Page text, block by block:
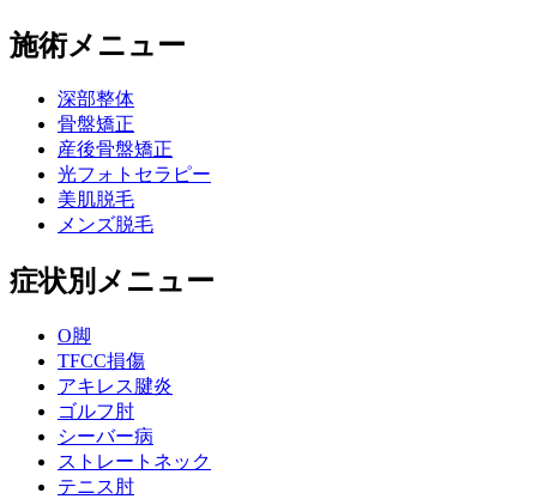
施術メニュー
深部整体
骨盤矯正
産後骨盤矯正
光フォトセラピー
美肌脱毛
メンズ脱毛
症状別メニュー
O脚
TFCC損傷
アキレス腱炎
ゴルフ肘
シーバー病
ストレートネック
テニス肘